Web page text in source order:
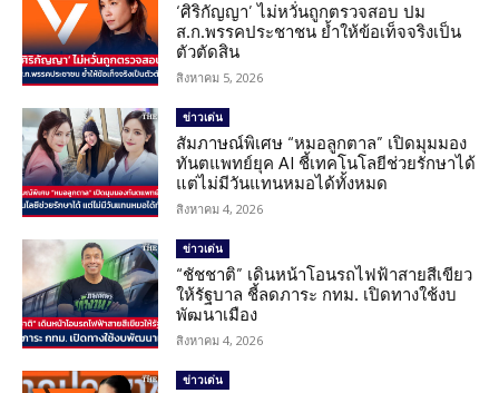
‘ศิริกัญญา’ ไม่หวั่นถูกตรวจสอบ ปม
ส.ก.พรรคประชาชน ย้ำให้ข้อเท็จจริงเป็น
ตัวตัดสิน
สิงหาคม 5, 2026
ข่าวเด่น
สัมภาษณ์พิเศษ “หมอลูกตาล” เปิดมุมมอง
ทันตแพทย์ยุค AI ชี้เทคโนโลยีช่วยรักษาได้
แต่ไม่มีวันแทนหมอได้ทั้งหมด
สิงหาคม 4, 2026
ข่าวเด่น
“ชัชชาติ” เดินหน้าโอนรถไฟฟ้าสายสีเขียว
ให้รัฐบาล ชี้ลดภาระ กทม. เปิดทางใช้งบ
พัฒนาเมือง
สิงหาคม 4, 2026
ข่าวเด่น